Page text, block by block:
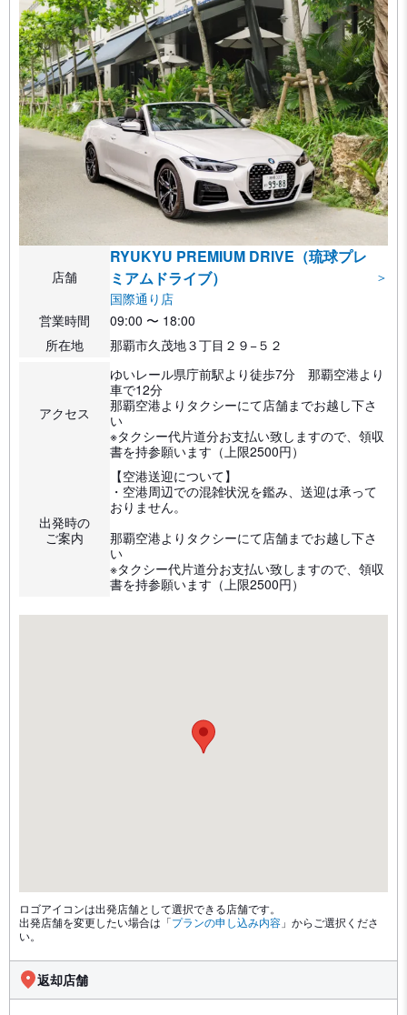
店舗
RYUKYU PREMIUM DRIVE（琉球プレ
ミアムドライブ）
国際通り店
＞
営業時間
09:00 〜 18:00
所在地
那覇市久茂地３丁目２９−５２
アクセス
ゆいレール県庁前駅より徒歩7分 那覇空港より
車で12分
那覇空港よりタクシーにて店舗までお越し下さ
い
※タクシー代片道分お支払い致しますので、領収
書を持参願います（上限2500円）
出発時の
ご案内
【空港送迎について】
・空港周辺での混雑状況を鑑み、送迎は承って
おりません。
那覇空港よりタクシーにて店舗までお越し下さ
い
※タクシー代片道分お支払い致しますので、領収
書を持参願います（上限2500円）
ロゴアイコンは出発店舗として選択できる店舗です。
出発店舗を変更したい場合は「プランの申し込み内容 」からご選択くださ
い。
返却店舗